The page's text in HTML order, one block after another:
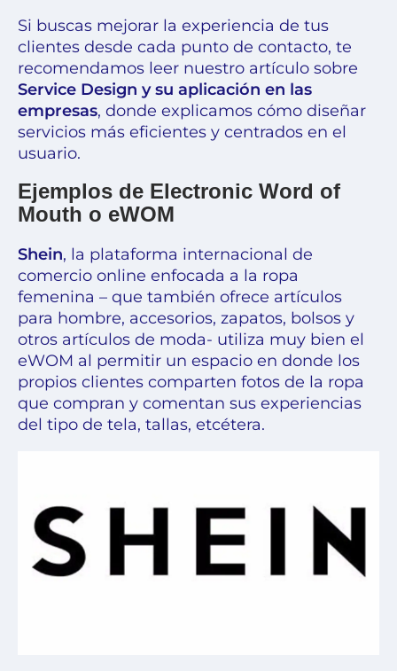
Si buscas mejorar la experiencia de tus
clientes desde cada punto de contacto, te
recomendamos leer nuestro artículo sobre
Service Design y su aplicación en las
empresas, donde explicamos cómo diseñar
servicios más eficientes y centrados en el
usuario.
Ejemplos de Electronic Word of
Mouth o eWOM
Shein, la plataforma internacional de
comercio online enfocada a la ropa
femenina – que también ofrece artículos
para hombre, accesorios, zapatos, bolsos y
otros artículos de moda- utiliza muy bien el
eWOM al permitir un espacio en donde los
propios clientes comparten fotos de la ropa
que compran y comentan sus experiencias
del tipo de tela, tallas, etcétera.